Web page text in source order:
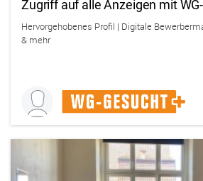
Zugriff auf alle Anzeigen mit
Hervorgehobenes Profil | Digitale
& mehr